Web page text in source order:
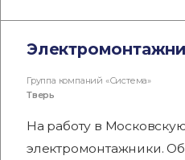
Группа компаний «Система»
Тверь
На работу в
электромонтажники.